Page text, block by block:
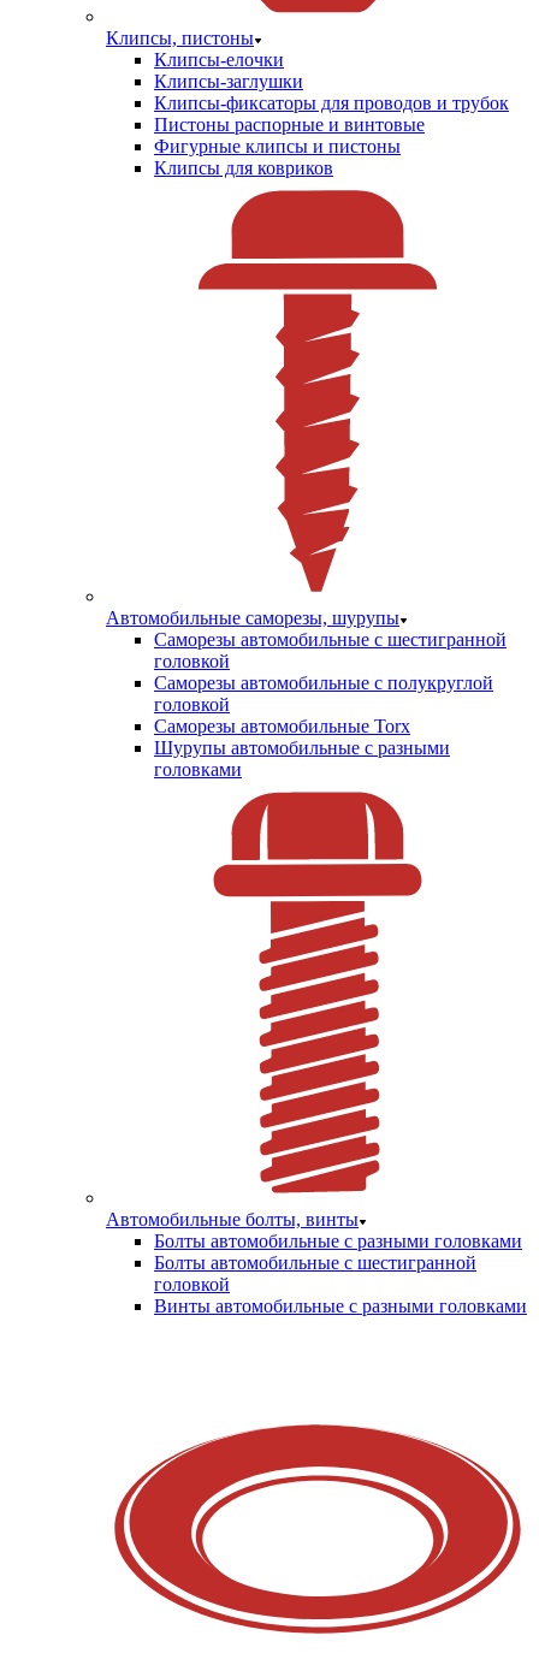
Клипсы, пистоны
Клипсы-елочки
Клипсы-заглушки
Клипсы-фиксаторы для проводов и трубок
Пистоны распорные и винтовые
Фигурные клипсы и пистоны
Клипсы для ковриков
Автомобильные саморезы, шурупы
Саморезы автомобильные с шестигранной
головкой
Саморезы автомобильные с полукруглой
головкой
Саморезы автомобильные Torx
Шурупы автомобильные с разными
головками
Автомобильные болты, винты
Болты автомобильные с разными головками
Болты автомобильные с шестигранной
головкой
Винты автомобильные с разными головками